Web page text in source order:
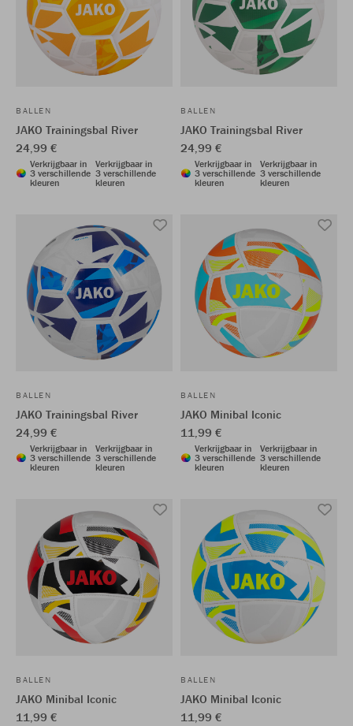
BALLEN
JAKO Trainingsbal River
24,99 €
Verkrijgbaar in
3 verschillende
kleuren
Verkrijgbaar in
3 verschillende
kleuren
BALLEN
JAKO Trainingsbal River
24,99 €
Verkrijgbaar in
3 verschillende
kleuren
Verkrijgbaar in
3 verschillende
kleuren
BALLEN
JAKO Trainingsbal River
24,99 €
Verkrijgbaar in
3 verschillende
kleuren
Verkrijgbaar in
3 verschillende
kleuren
BALLEN
JAKO Minibal Iconic
11,99 €
Verkrijgbaar in
3 verschillende
kleuren
Verkrijgbaar in
3 verschillende
kleuren
BALLEN
JAKO Minibal Iconic
11,99 €
BALLEN
JAKO Minibal Iconic
11,99 €